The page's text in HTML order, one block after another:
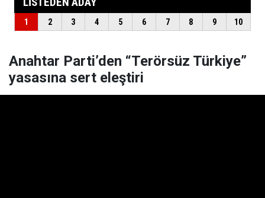
Anahtar Parti’den “Terörsüz Türkiye”
yasasına sert eleştiri